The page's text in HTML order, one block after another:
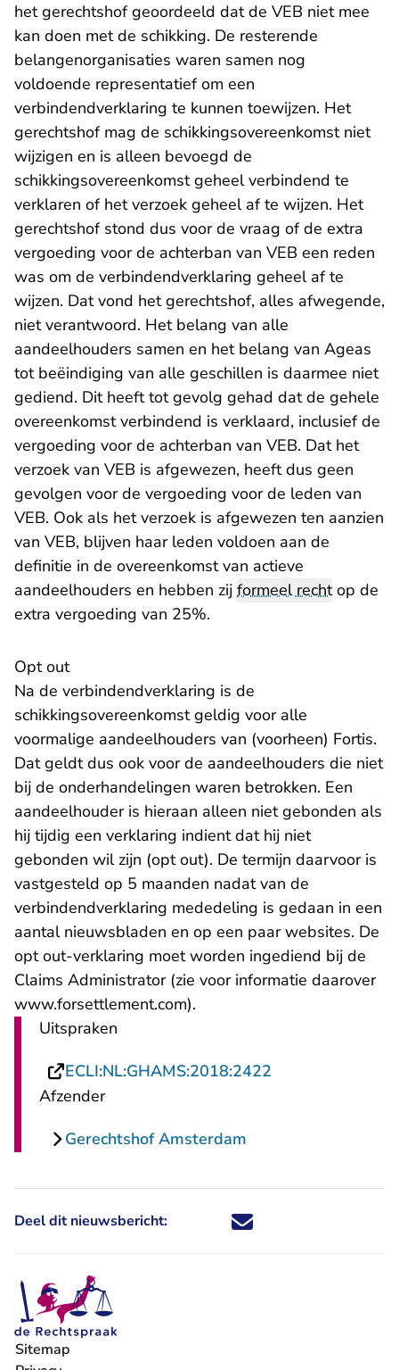
het gerechtshof geoordeeld dat de VEB niet mee
kan doen met de schikking. De resterende
belangenorganisaties waren samen nog
voldoende representatief om een
verbindendverklaring te kunnen toewijzen. Het
gerechtshof mag de schikkingsovereenkomst niet
wijzigen en is alleen bevoegd de
schikkingsovereenkomst geheel verbindend te
verklaren of het verzoek geheel af te wijzen. Het
gerechtshof stond dus voor de vraag of de extra
vergoeding voor de achterban van VEB een reden
was om de verbindendverklaring geheel af te
wijzen. Dat vond het gerechtshof, alles afwegende,
niet verantwoord. Het belang van alle
aandeelhouders samen en het belang van Ageas
tot beëindiging van alle geschillen is daarmee niet
gediend. Dit heeft tot gevolg gehad dat de gehele
overeenkomst verbindend is verklaard, inclusief de
vergoeding voor de achterban van VEB. Dat het
verzoek van VEB is afgewezen, heeft dus geen
gevolgen voor de vergoeding voor de leden van
VEB. Ook als het verzoek is afgewezen ten aanzien
van VEB, blijven haar leden voldoen aan de
definitie in de overeenkomst van actieve
aandeelhouders en hebben zij formeel rechtop de
extra vergoeding van 25%.
Opt out
Na de verbindendverklaring is de
schikkingsovereenkomst geldig voor alle
voormalige aandeelhouders van (voorheen) Fortis.
Dat geldt dus ook voor de aandeelhouders die niet
bij de onderhandelingen waren betrokken. Een
aandeelhouder is hieraan alleen niet gebonden als
hij tijdig een verklaring indient dat hij niet
gebonden wil zijn (opt out). De termijn daarvoor is
vastgesteld op 5 maanden nadat van de
verbindendverklaring mededeling is gedaan in een
aantal nieuwsbladen en op een paar websites. De
opt out-verklaring moet worden ingediend bij de
Claims Administrator (zie voor informatie daarover
www.forsettlement.com- U verlaat Rechtspraak.nl
).
Uitspraken
ECLI:NL:GHAMS:2018:2422
Afzender
Gerechtshof Amsterdam
Deel dit nieuwsbericht: Deel dit nieuwsbericht via X -
Deel dit nieuwsbericht via
Deel dit nieuwsbericht
Deel dit
Sitemap